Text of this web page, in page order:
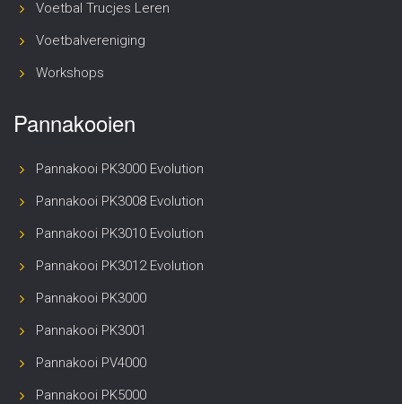
Voetbal Trucjes Leren
Voetbalvereniging
Workshops
Pannakooien
Pannakooi PK3000 Evolution
Pannakooi PK3008 Evolution
Pannakooi PK3010 Evolution
Pannakooi PK3012 Evolution
Pannakooi PK3000
Pannakooi PK3001
Pannakooi PV4000
Pannakooi PK5000